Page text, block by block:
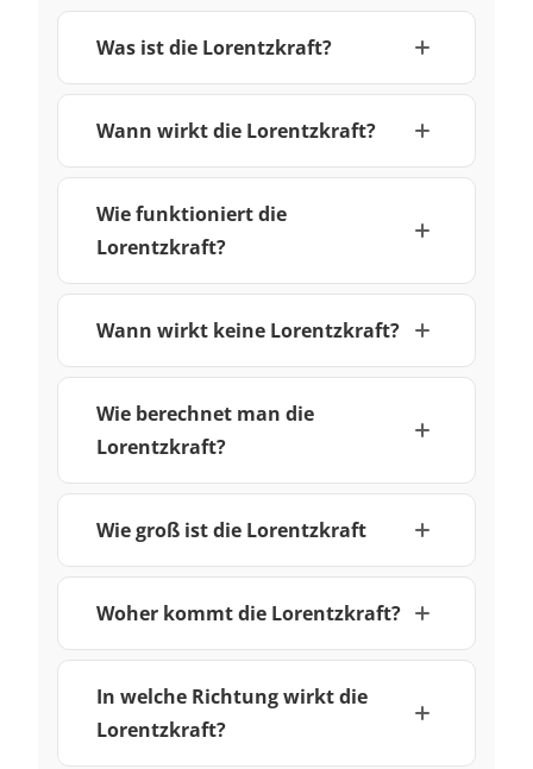
Was ist die Lorentzkraft?
Wann wirkt die Lorentzkraft?
Wie funktioniert die
Lorentzkraft?
Wann wirkt keine Lorentzkraft?
Wie berechnet man die
Lorentzkraft?
Wie groß ist die Lorentzkraft
Woher kommt die Lorentzkraft?
In welche Richtung wirkt die
Lorentzkraft?